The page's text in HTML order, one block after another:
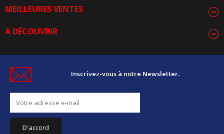
MEILLEURES VENTES
A DÉCOUVRIR
Inscrivez-vous à notre Newsletter.